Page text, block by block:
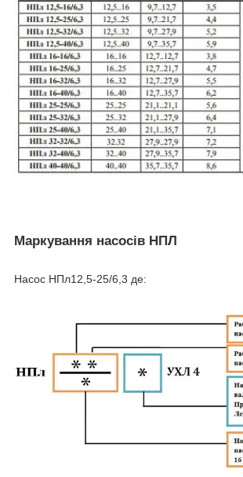
Маркування насосів НПЛ
Насос НПл12,5-25/6,3 де: